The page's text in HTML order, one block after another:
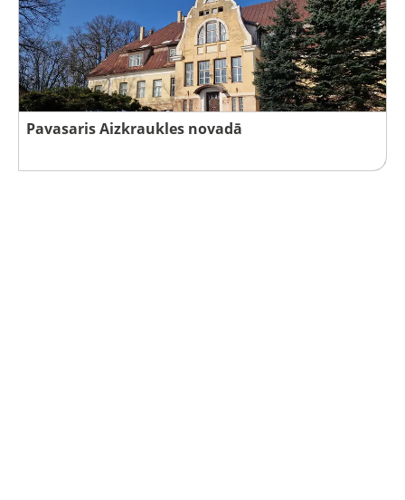
Pavasaris Aizkraukles novadā